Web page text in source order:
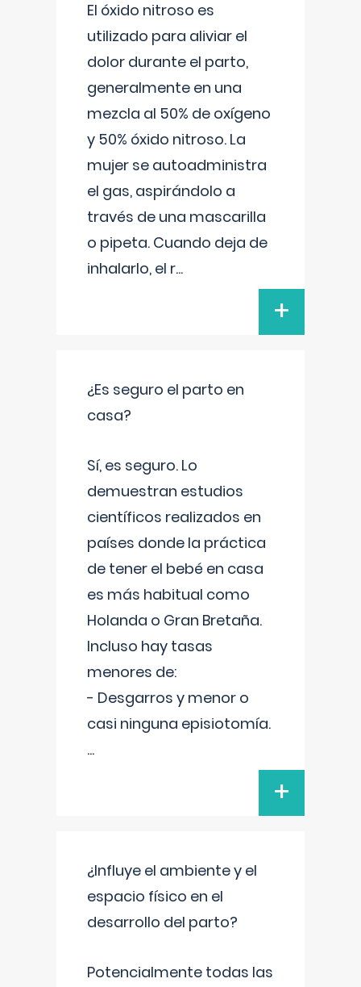
El óxido nitroso es
utilizado para aliviar el
dolor durante el parto,
generalmente en una
mezcla al 50% de oxígeno
y 50% óxido nitroso. La
mujer se autoadministra
el gas, aspirándolo a
través de una mascarilla
o pipeta. Cuando deja de
inhalarlo, el r...
+
¿Es seguro el parto en
casa?
Sí, es seguro. Lo
demuestran estudios
científicos realizados en
países donde la práctica
de tener el bebé en casa
es más habitual como
Holanda o Gran Bretaña.
Incluso hay tasas
menores de:
- Desgarros y menor o
casi ninguna episiotomía.
...
+
¿Influye el ambiente y el
espacio físico en el
desarrollo del parto?
Potencialmente todas las